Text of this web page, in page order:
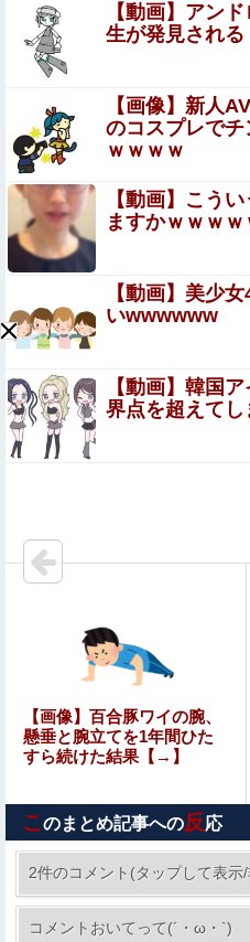
【鬼シコ画像】 巨乳ババア
セク口スでイキまくってし
【二次エ□】 ギャル好き集
SNSで知り合ったJK10人と
イケメン逮捕
【悲報】坂口杏里を家に住ま
★★同格のように語られてる
るものと言えば？
【S評価】AKB伊藤百花は
わせ 立ち振る舞いや言葉選
【AKB48いともも】
【ミリマス】ついに美咲ちゃ
【動画】 ノーパン女さん、
17歳の女です。自分があま
どう矯正したらいいのか分か
【転売対策】『ポケモンカ
も転売対策にマイナンバー
本人認証、公式大会にも「効
【動画】バイクの少年を無
ｗｗｗ
F1のスプリントは何か
な他
【動画】アン
生が発見される
【画像】新人
のコスプレで
ｗｗｗｗ
【動画】こう
ますかｗｗｗｗ
【動画】美少
いwwwwww
【動画】韓国
界点を超えてし
【画像】百合豚ワイの腕、
懸垂と腕立てを1年間ひた
すら続けた結果【→】
こ のまとめ記事への反応
2件のコメント(タップして表示
コメントおいてって(´・ω・`)